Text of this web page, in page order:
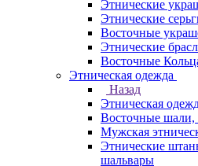
Этнические
Этнические
Восточные
Этнические
Восточные
Этническая одежда
Назад
Этническая
Восточные
Мужская
Этнические
шальвары